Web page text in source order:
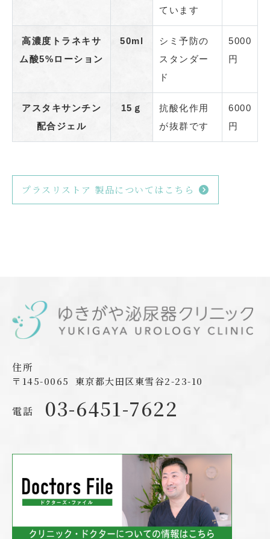
ています
高濃度トラネキサ
ム酸5%ローション
50ml
シミ予防の
スタンダー
ド
5000
円
アスタキサンチン
配合ジェル
15ｇ
抗酸化作用
が抜群です
6000
円
プラスリストア 製品についてはこちら
住所
〒145-0065 東京都大田区東雪谷2-23-10
電話 03-6451-7622